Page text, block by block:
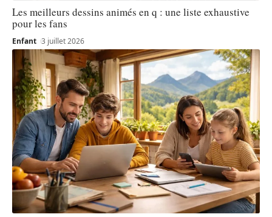
Les meilleurs dessins animés en q : une liste exhaustive
pour les fans
Enfant 3 juillet 2026